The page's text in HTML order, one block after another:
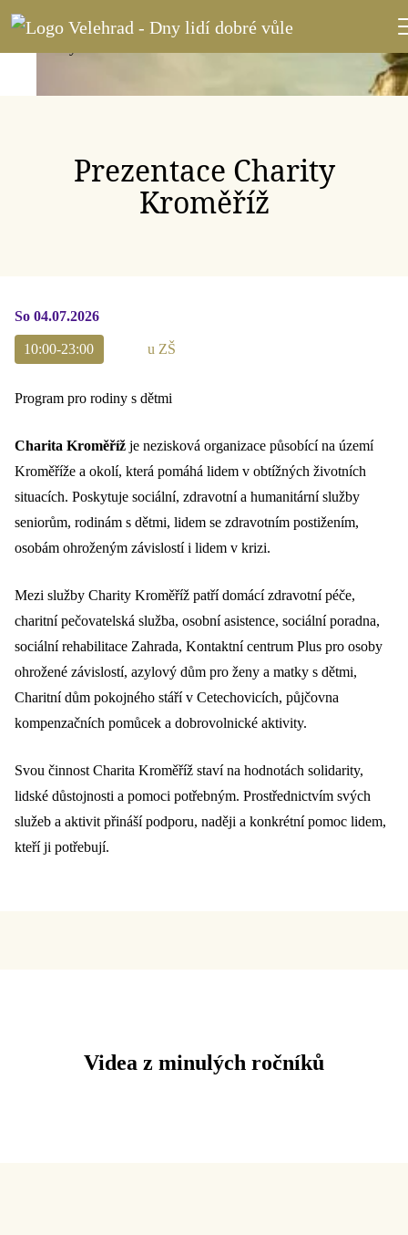
Prezentace Charity
Kroměříž
So 04.07.2026
10:00-23:00 u ZŠ
Program pro rodiny s dětmi
Charita Kroměříž je nezisková organizace působící na území
Kroměříže a okolí, která pomáhá lidem v obtížných životních
situacích. Poskytuje sociální, zdravotní a humanitární služby
seniorům, rodinám s dětmi, lidem se zdravotním postižením,
osobám ohroženým závislostí i lidem v krizi.
Mezi služby Charity Kroměříž patří domácí zdravotní péče,
charitní pečovatelská služba, osobní asistence, sociální poradna,
sociální rehabilitace Zahrada, Kontaktní centrum Plus pro osoby
ohrožené závislostí, azylový dům pro ženy a matky s dětmi,
Charitní dům pokojného stáří v Cetechovicích, půjčovna
kompenzačních pomůcek a dobrovolnické aktivity.
Svou činnost Charita Kroměříž staví na hodnotách solidarity,
lidské důstojnosti a pomoci potřebným. Prostřednictvím svých
služeb a aktivit přináší podporu, naději a konkrétní pomoc lidem,
kteří ji potřebují.
Videa z minulých ročníků